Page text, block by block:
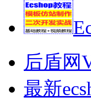
后盾网
最新